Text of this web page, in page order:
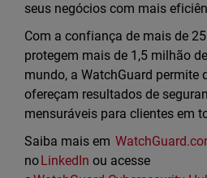
seus negócios com mais
Com a confiança de mais de
protegem mais de 1,5 milhão
mundo, a WatchGuard permite
ofereçam resultados de
mensuráveis para clientes em
Saiba mais em
no LinkedIn ou acesse